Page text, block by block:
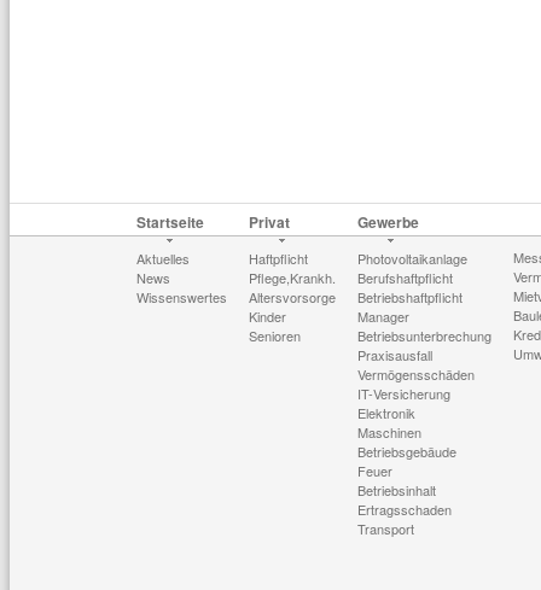
Startseite
Aktuelles
News
Wissenswertes
Privat
Haftpflicht
Pflege,Krankh.
Altersvorsorge
Kinder
Senioren
Gewerbe
Photovoltaikanlage
Berufshaftpflicht
Betriebshaftpflicht
Manager
Betriebsunterbrechung
Praxisausfall
Vermögensschäden
IT-Versicherung
Elektronik
Maschinen
Betriebsgebäude
Feuer
Betriebsinhalt
Ertragsschaden
Transport